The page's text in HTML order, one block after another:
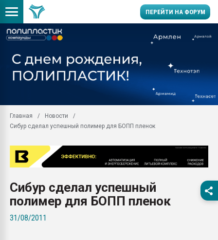
ПЕРЕЙТИ НА ФОРУМ
заводу пластмасс"
28.07.2026
пластмасс
28.07.2026
Главная
Новости
Сибур сделал успешный полимер для БОПП пленок
Сибур сделал успешный
полимер для БОПП пленок
31/08/2011